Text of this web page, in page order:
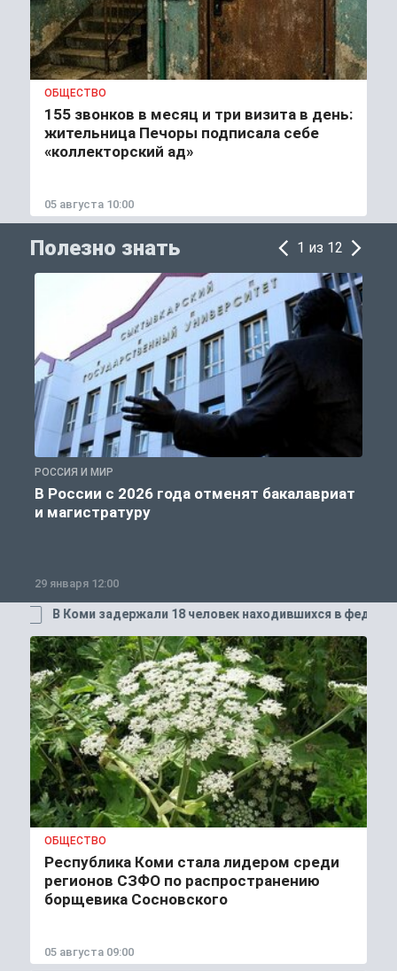
ОБЩЕСТВО
155 звонков в месяц и три визита в день:
жительница Печоры подписала себе
«коллекторский ад»
05 августа 10:00
Полезно знать 1 из 12
РОССИЯ И МИР
В России с 2026 года отменят бакалавриат
и магистратуру
29 января 12:00
находившихся в федеральном розыске АВТО
ОБЩЕСТВО
Республика Коми стала лидером среди
регионов СЗФО по распространению
борщевика Сосновского
05 августа 09:00